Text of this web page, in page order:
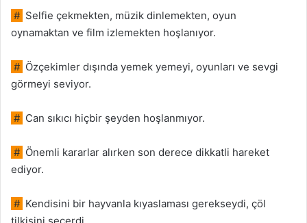
# Selfie çekmekten, müzik dinlemekten, oyun
oynamaktan ve film izlemekten hoşlanıyor.
# Özçekimler dışında yemek yemeyi, oyunları ve sevgi
görmeyi seviyor.
# Can sıkıcı hiçbir şeyden hoşlanmıyor.
# Önemli kararlar alırken son derece dikkatli hareket
ediyor.
# Kendisini bir hayvanla kıyaslaması gerekseydi, çöl